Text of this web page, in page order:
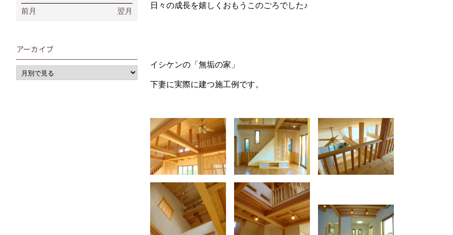
日々の成長を嬉しくおもうこのごろでした♪
イシケンの「無垢の家」
下妻に実際に建つ施工例です。
前月 翌月
アーカイブ